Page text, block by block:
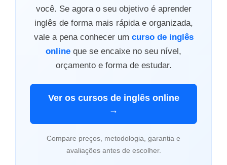
você. Se agora o seu objetivo é aprender
inglês de forma mais rápida e organizada,
vale a pena conhecer um curso de inglês
online que se encaixe no seu nível,
orçamento e forma de estudar.
Ver os cursos de inglês online
→
Compare preços, metodologia, garantia e
avaliações antes de escolher.